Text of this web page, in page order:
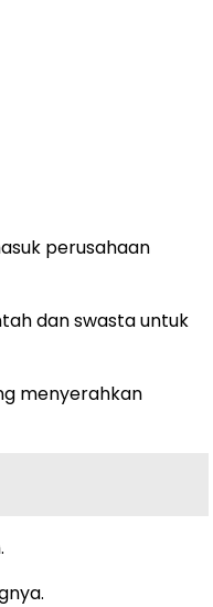
perusahaan
dan swasta untuk
menyerahkan